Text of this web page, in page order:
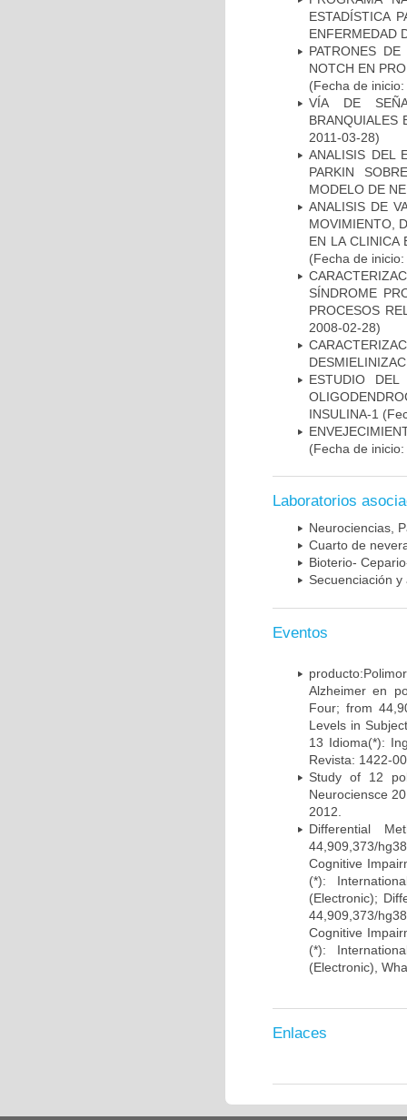
ESTADÍSTICA
ENFERMEDAD
PATRONES
NOTCH EN
(Fecha de
VÍA DE
BRANQUIALES
2011-03-28)
ANALISIS DEL
PARKIN
MODELO DE
ANALISIS DE
MOVIMIENTO,
EN LA CLINICA
(Fecha de
SÍNDROME
PROCESOS
2008-02-28)
ESTUDIO
INSULINA-1
(Fecha de
Laboratorios
Neurociencias,
Cuarto de
Bioterio-
Secuenciación
Eventos
Alzheimer en
Four; from
Levels in
13 Idioma(*):
Revista: 1422-
Study of 12
Neurociensce
2012.
Differential
44,909,373/
Cognitive
(*):
(Electronic);
44,909,373/
Cognitive
(*):
(Electronic),
Enlaces